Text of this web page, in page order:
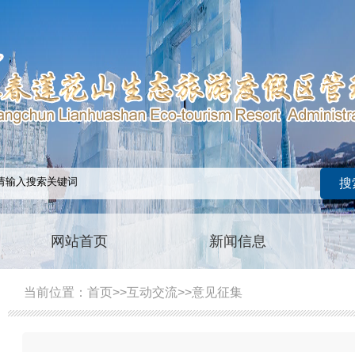
网站首页 新闻信息
当前位置： 首页>>互动交流>>意见征集